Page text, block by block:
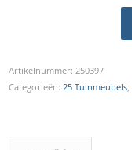
Artikelnummer:250397
Categorieën:25 Tuinmeubels,